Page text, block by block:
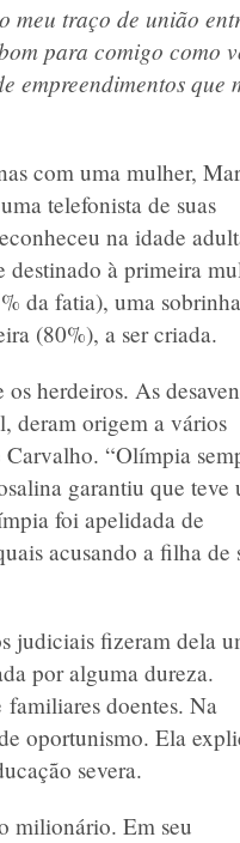
meu traço de união
para comigo como
empreendimentos que
com uma mulher,
telefonista de suas
na idade
destinado à primeira
da fatia), uma sobrinha
(80%), a ser criada.
herdeiros. As
deram origem a vários
Carvalho. “Olímpia
garantiu que teve
foi apelidada de
acusando a filha de
judiciais fizeram dela
por alguma dureza.
doentes. Na
oportunismo. Ela
severa.
milionário. Em seu